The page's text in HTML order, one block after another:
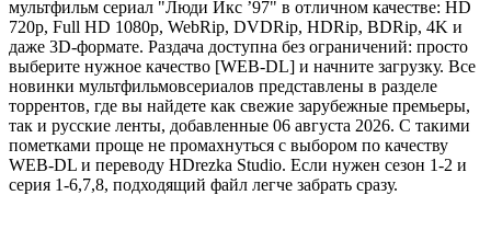
мультфильм сериал "Люди Икс ’97" в отличном качестве: HD
720p, Full HD 1080p, WebRip, DVDRip, HDRip, BDRip, 4K и
даже 3D-формате. Раздача доступна без ограничений: просто
выберите нужное качество [WEB-DL] и начните загрузку. Все
новинки мультфильмовсериалов представлены в разделе
торрентов, где вы найдете как свежие зарубежные премьеры,
так и русские ленты, добавленные 06 августа 2026. С такими
пометками проще не промахнуться с выбором по качеству
WEB-DL и переводу HDrezka Studio. Если нужен сезон 1-2 и
серия 1-6,7,8, подходящий файл легче забрать сразу.